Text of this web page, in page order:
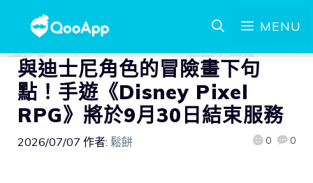
MENU
與迪士尼角色的冒險畫下句
點！手遊《Disney Pixel
RPG》將於9月30日結束服務
2026/07/07 作者: 鬆餅 0 0